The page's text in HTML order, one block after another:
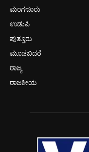
ಮಂಗಳೂರು
ಉಡುಪಿ
ಪುತ್ತೂರು
ಮೂಡಬಿದರೆ
ರಾಜ್ಯ
ರಾಜಕೀಯ